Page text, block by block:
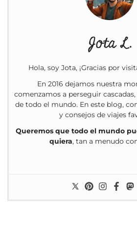
Jota L.
Hola, soy Jota, ¡Gracias por
En 2016 dejamos nuestra
comenzamos a perseguir
de todo el mundo. En este blog,
y consejos de viajes
Queremos que todo el mundo
quiera, tan a menudo